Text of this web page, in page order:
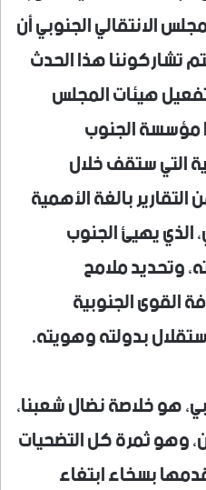
الانتقالي الجنوبي أن
تشاركوننا هذا الحدث
هيئات المجلس
مؤسسة الجنوب
التي ستقف خلال
بالغة الأهمية
الذي يهيئ الجنوب
وتحديد ملامح
القوى الجنوبية
بدولته وهويته.
هو خلاصة نضال شعبنا،
وهو ثمرة كل التضحيات
بسخاء ابتغاء